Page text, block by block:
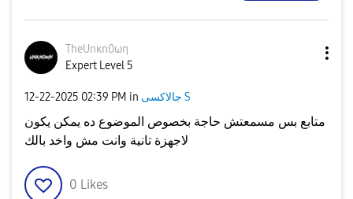
TheUnκn0ωη
Expert Level 5
‎12-22-2025 02:39 PM in جالاكسى S
متابع بس مسمعتش حاجة بخصوص الموضوع ده يمكن يكون
لاجهزة تانية وانت مش واخد بالك
0 Likes